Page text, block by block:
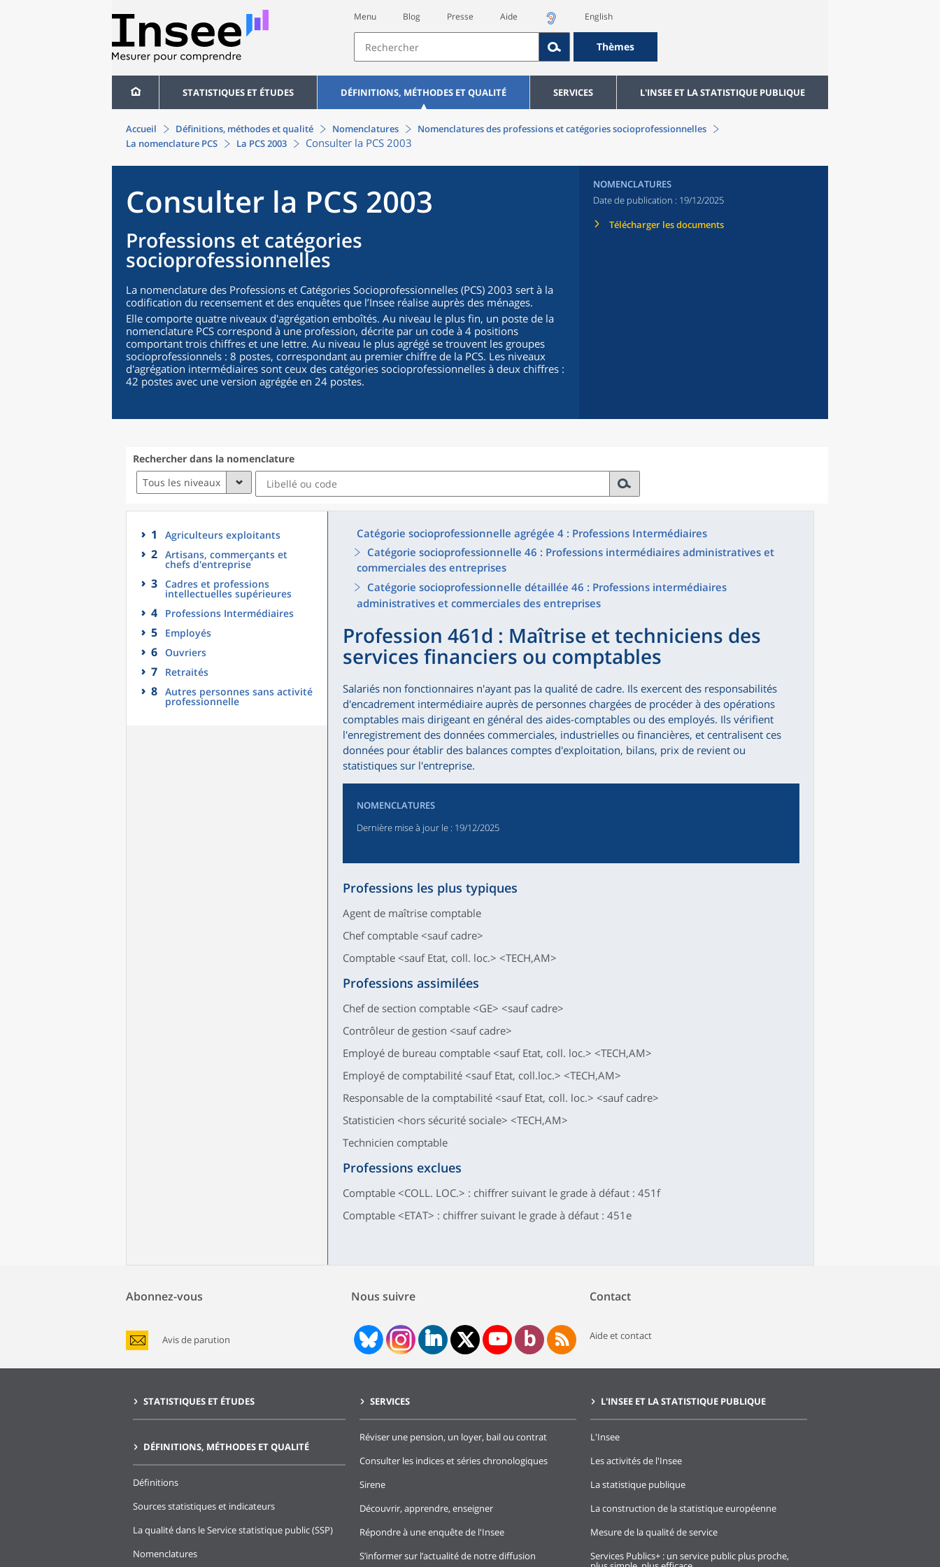
Menu Blog Presse Aide English
Thèmes
STATISTIQUES ET ÉTUDES DÉFINITIONS, MÉTHODES ET QUALITÉ SERVICES L'INSEE ET LA STATISTIQUE PUBLIQUE
Accueil Définitions, méthodes et qualité Nomenclatures
Nomenclatures des professions et catégories socioprofessionnelles
La nomenclature PCS
La PCS 2003 Consulter la PCS 2003
Consulter la PCS 2003
Professions et catégories
socioprofessionnelles
La nomenclature des Professions et Catégories Socioprofessionnelles (PCS) 2003 sert à la
codification du recensement et des enquêtes que l’Insee réalise auprès des ménages.
Elle comporte quatre niveaux d'agrégation emboîtés. Au niveau le plus fin, un poste de la
nomenclature PCS correspond à une profession, décrite par un code à 4 positions
comportant trois chiffres et une lettre. Au niveau le plus agrégé se trouvent les groupes
socioprofessionnels : 8 postes, correspondant au premier chiffre de la PCS. Les niveaux
d'agrégation intermédiaires sont ceux des catégories socioprofessionnelles à deux chiffres :
42 postes avec une version agrégée en 24 postes.
NOMENCLATURES
Date de publication : 19/12/2025
Télécharger les documents
Rechercher dans la nomenclature
Tous les niveaux
1 Agriculteurs exploitants
2 Artisans, commerçants et
chefs d'entreprise
3 Cadres et professions
intellectuelles supérieures
4 Professions Intermédiaires
5 Employés
6 Ouvriers
7 Retraités
8 Autres personnes sans activité
professionnelle
Catégorie socioprofessionnelle agrégée 4 : Professions Intermédiaires
Catégorie socioprofessionnelle 46 : Professions intermédiaires administratives et
commerciales des entreprises
Catégorie socioprofessionnelle détaillée 46 : Professions intermédiaires
administratives et commerciales des entreprises
Profession 461d : Maîtrise et techniciens des
services financiers ou comptables
Salariés non fonctionnaires n'ayant pas la qualité de cadre. Ils exercent des responsabilités
d'encadrement intermédiaire auprès de personnes chargées de procéder à des opérations
comptables mais dirigeant en général des aides-comptables ou des employés. Ils vérifient
l'enregistrement des données commerciales, industrielles ou financières, et centralisent ces
données pour établir des balances comptes d'exploitation, bilans, prix de revient ou
statistiques sur l'entreprise.
NOMENCLATURES
Dernière mise à jour le : 19/12/2025
Professions les plus typiques
Agent de maîtrise comptable
Chef comptable <sauf cadre>
Comptable <sauf Etat, coll. loc.> <TECH,AM>
Professions assimilées
Chef de section comptable <GE> <sauf cadre>
Contrôleur de gestion <sauf cadre>
Employé de bureau comptable <sauf Etat, coll. loc.> <TECH,AM>
Employé de comptabilité <sauf Etat, coll.loc.> <TECH,AM>
Responsable de la comptabilité <sauf Etat, coll. loc.> <sauf cadre>
Statisticien <hors sécurité sociale> <TECH,AM>
Technicien comptable
Professions exclues
Comptable <COLL. LOC.> : chiffrer suivant le grade à défaut : 451f
Comptable <ETAT> : chiffrer suivant le grade à défaut : 451e
Abonnez-vous
Avis de parution
Nous suivre Contact
Aide et contact
STATISTIQUES ET ÉTUDES
DÉFINITIONS, MÉTHODES ET QUALITÉ
Définitions
Sources statistiques et indicateurs
La qualité dans le Service statistique public (SSP)
Nomenclatures
SERVICES
Réviser une pension, un loyer, bail ou contrat
Consulter les indices et séries chronologiques
Sirene
Découvrir, apprendre, enseigner
Répondre à une enquête de l'Insee
S’informer sur l’actualité de notre diffusion
L'INSEE ET LA STATISTIQUE PUBLIQUE
L'Insee
Les activités de l'Insee
La statistique publique
La construction de la statistique européenne
Mesure de la qualité de service
Services Publics+ : un service public plus proche,